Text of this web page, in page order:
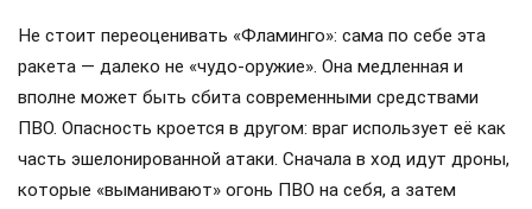
Не стоит переоценивать «Фламинго»: сама по себе эта
ракета — далеко не «чудо-оружие». Она медленная и
вполне может быть сбита современными средствами
ПВО. Опасность кроется в другом: враг использует её как
часть эшелонированной атаки. Сначала в ход идут дроны,
которые «выманивают» огонь ПВО на себя, а затем